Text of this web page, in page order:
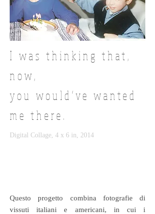
I was thinking that,
now,
you would’ve wanted
me there.
Digital Collage, 4 x 6 in, 2014
Questo progetto combina fotografie di
vissuti italiani e americani, in cui i